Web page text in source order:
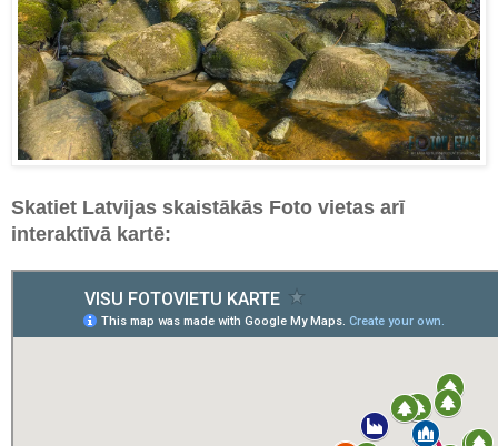
Skatiet Latvijas skaistākās Foto vietas arī
interaktīvā kartē: